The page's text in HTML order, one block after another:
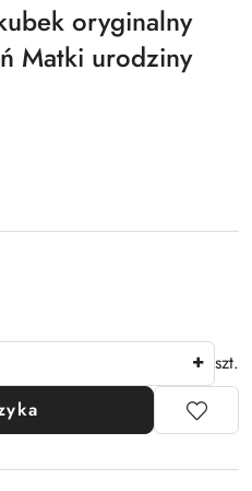
oryginalny
Matki urodziny
szt.